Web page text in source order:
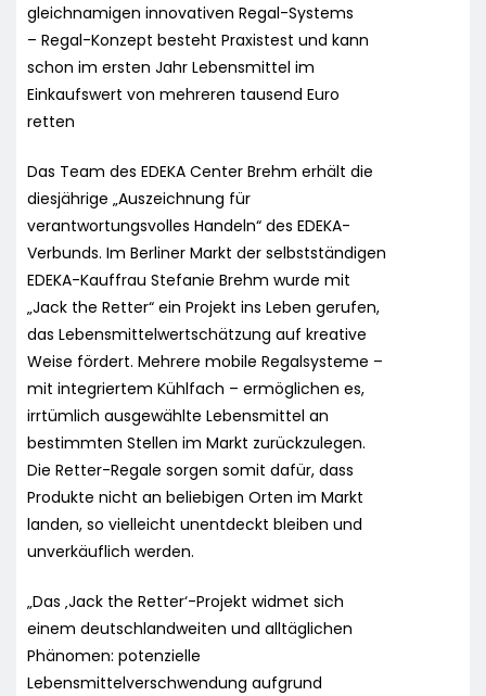
gleichnamigen innovativen Regal-Systems
– Regal-Konzept besteht Praxistest und kann
schon im ersten Jahr Lebensmittel im
Einkaufswert von mehreren tausend Euro
retten
Das Team des EDEKA Center Brehm erhält die
diesjährige „Auszeichnung für
verantwortungsvolles Handeln“ des EDEKA-
Verbunds. Im Berliner Markt der selbstständigen
EDEKA-Kauffrau Stefanie Brehm wurde mit
„Jack the Retter“ ein Projekt ins Leben gerufen,
das Lebensmittelwertschätzung auf kreative
Weise fördert. Mehrere mobile Regalsysteme –
mit integriertem Kühlfach – ermöglichen es,
irrtümlich ausgewählte Lebensmittel an
bestimmten Stellen im Markt zurückzulegen.
Die Retter-Regale sorgen somit dafür, dass
Produkte nicht an beliebigen Orten im Markt
landen, so vielleicht unentdeckt bleiben und
unverkäuflich werden.
„Das ‚Jack the Retter‘-Projekt widmet sich
einem deutschlandweiten und alltäglichen
Phänomen: potenzielle
Lebensmittelverschwendung aufgrund